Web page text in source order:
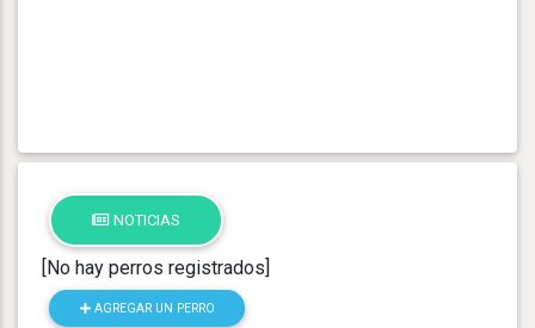
NOTICIAS
[No hay perros registrados]
AGREGAR UN PERRO